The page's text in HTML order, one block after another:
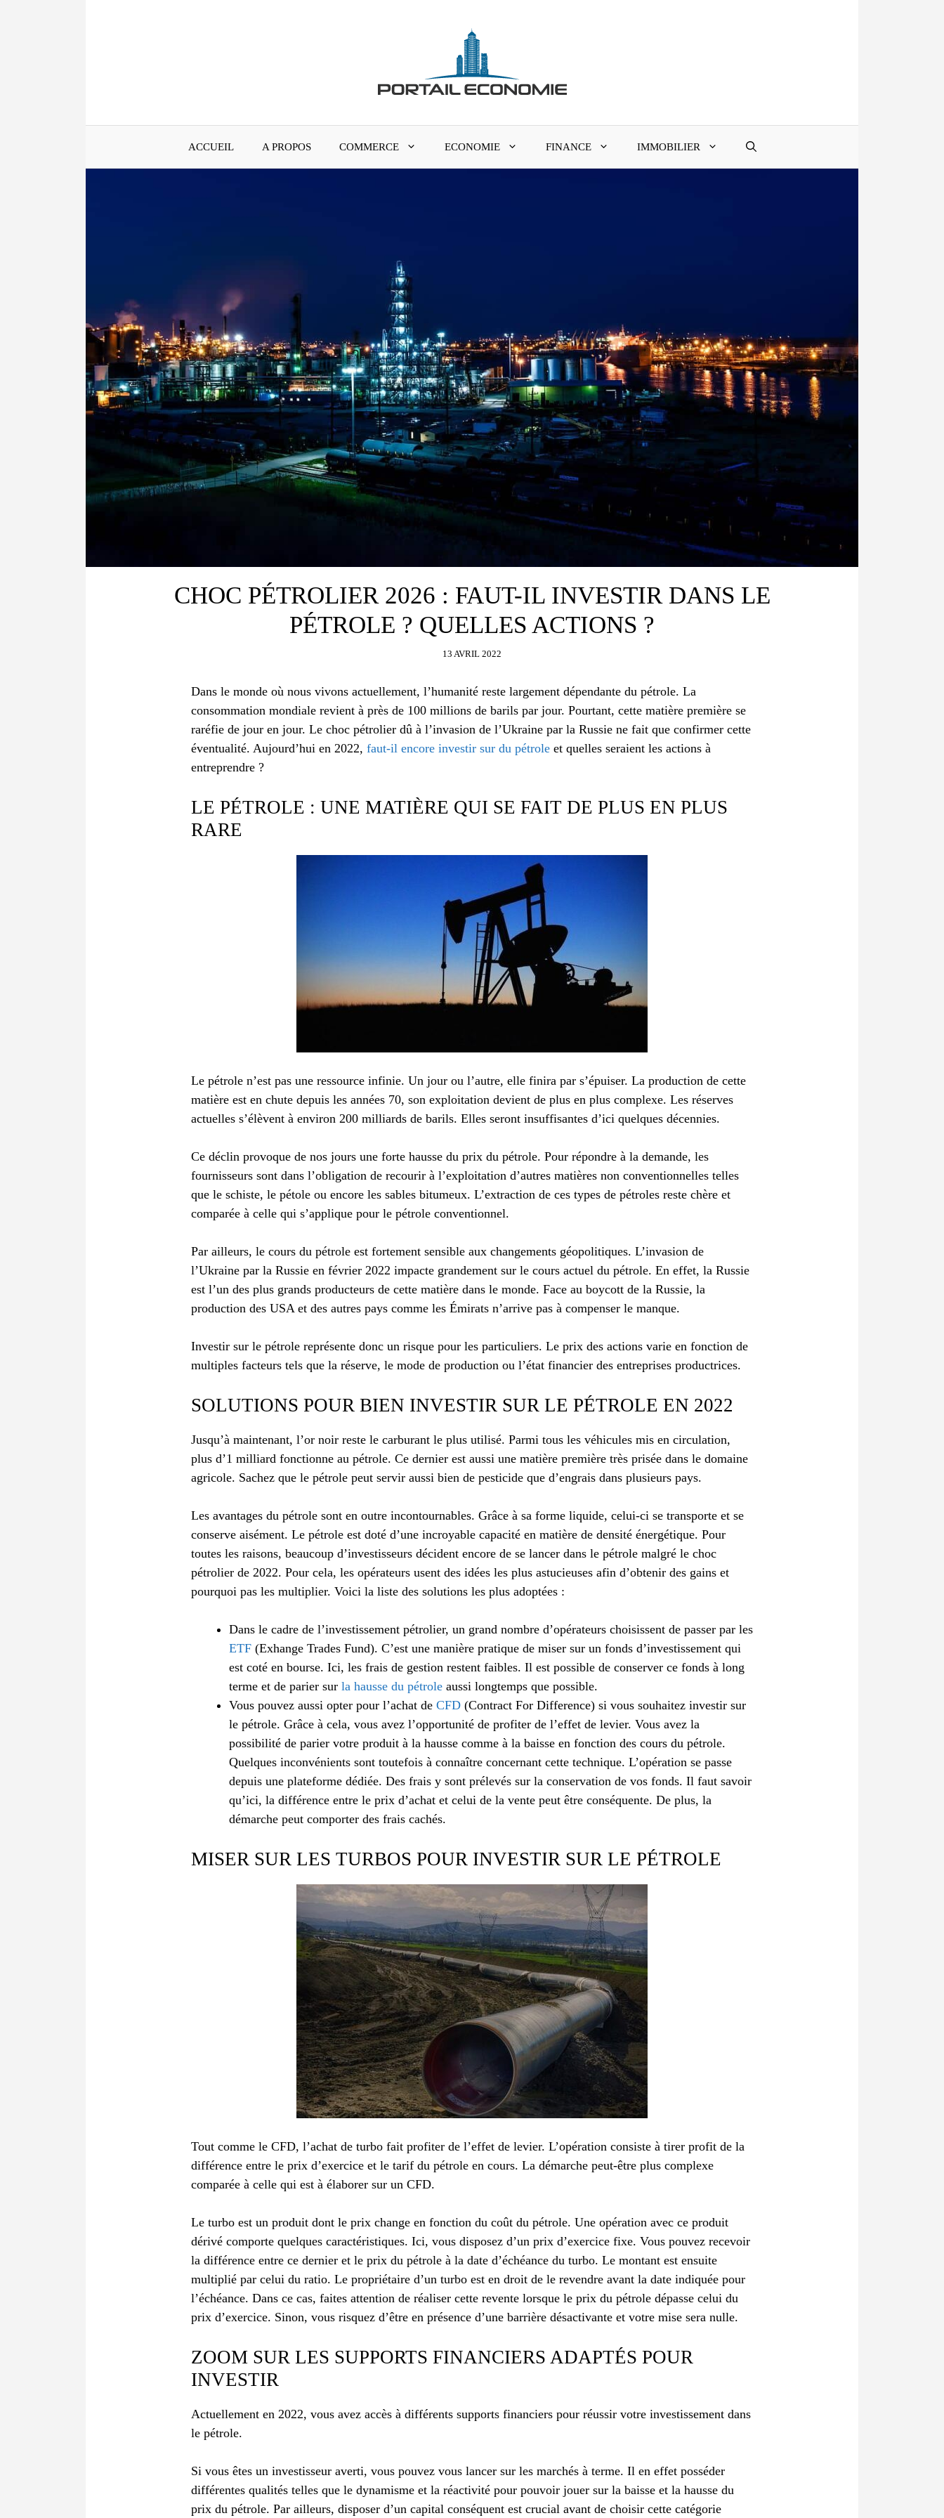
ACCUEIL A PROPOS COMMERCE ECONOMIE FINANCE IMMOBILIER
CHOC PÉTROLIER 2026 : FAUT-IL INVESTIR DANS LE
PÉTROLE ? QUELLES ACTIONS ?
13 AVRIL 2022
Dans le monde où nous vivons actuellement, l’humanité reste largement dépendante du pétrole. La
consommation mondiale revient à près de 100 millions de barils par jour. Pourtant, cette matière première se
raréfie de jour en jour. Le choc pétrolier dû à l’invasion de l’Ukraine par la Russie ne fait que confirmer cette
éventualité. Aujourd’hui en 2022, faut-il encore investir sur du pétrole et quelles seraient les actions à
entreprendre ?
LE PÉTROLE : UNE MATIÈRE QUI SE FAIT DE PLUS EN PLUS
RARE
Le pétrole n’est pas une ressource infinie. Un jour ou l’autre, elle finira par s’épuiser. La production de cette
matière est en chute depuis les années 70, son exploitation devient de plus en plus complexe. Les réserves
actuelles s’élèvent à environ 200 milliards de barils. Elles seront insuffisantes d’ici quelques décennies.
Ce déclin provoque de nos jours une forte hausse du prix du pétrole. Pour répondre à la demande, les
fournisseurs sont dans l’obligation de recourir à l’exploitation d’autres matières non conventionnelles telles
que le schiste, le pétole ou encore les sables bitumeux. L’extraction de ces types de pétroles reste chère et
comparée à celle qui s’applique pour le pétrole conventionnel.
Par ailleurs, le cours du pétrole est fortement sensible aux changements géopolitiques. L’invasion de
l’Ukraine par la Russie en février 2022 impacte grandement sur le cours actuel du pétrole. En effet, la Russie
est l’un des plus grands producteurs de cette matière dans le monde. Face au boycott de la Russie, la
production des USA et des autres pays comme les Émirats n’arrive pas à compenser le manque.
Investir sur le pétrole représente donc un risque pour les particuliers. Le prix des actions varie en fonction de
multiples facteurs tels que la réserve, le mode de production ou l’état financier des entreprises productrices.
SOLUTIONS POUR BIEN INVESTIR SUR LE PÉTROLE EN 2022
Jusqu’à maintenant, l’or noir reste le carburant le plus utilisé. Parmi tous les véhicules mis en circulation,
plus d’1 milliard fonctionne au pétrole. Ce dernier est aussi une matière première très prisée dans le domaine
agricole. Sachez que le pétrole peut servir aussi bien de pesticide que d’engrais dans plusieurs pays.
Les avantages du pétrole sont en outre incontournables. Grâce à sa forme liquide, celui-ci se transporte et se
conserve aisément. Le pétrole est doté d’une incroyable capacité en matière de densité énergétique. Pour
toutes les raisons, beaucoup d’investisseurs décident encore de se lancer dans le pétrole malgré le choc
pétrolier de 2022. Pour cela, les opérateurs usent des idées les plus astucieuses afin d’obtenir des gains et
pourquoi pas les multiplier. Voici la liste des solutions les plus adoptées :
Dans le cadre de l’investissement pétrolier, un grand nombre d’opérateurs choisissent de passer par les
ETF (Exhange Trades Fund). C’est une manière pratique de miser sur un fonds d’investissement qui
est coté en bourse. Ici, les frais de gestion restent faibles. Il est possible de conserver ce fonds à long
terme et de parier sur la hausse du pétrole aussi longtemps que possible.
Vous pouvez aussi opter pour l’achat de CFD (Contract For Difference) si vous souhaitez investir sur
le pétrole. Grâce à cela, vous avez l’opportunité de profiter de l’effet de levier. Vous avez la
possibilité de parier votre produit à la hausse comme à la baisse en fonction des cours du pétrole.
Quelques inconvénients sont toutefois à connaître concernant cette technique. L’opération se passe
depuis une plateforme dédiée. Des frais y sont prélevés sur la conservation de vos fonds. Il faut savoir
qu’ici, la différence entre le prix d’achat et celui de la vente peut être conséquente. De plus, la
démarche peut comporter des frais cachés.
MISER SUR LES TURBOS POUR INVESTIR SUR LE PÉTROLE
Tout comme le CFD, l’achat de turbo fait profiter de l’effet de levier. L’opération consiste à tirer profit de la
différence entre le prix d’exercice et le tarif du pétrole en cours. La démarche peut-être plus complexe
comparée à celle qui est à élaborer sur un CFD.
Le turbo est un produit dont le prix change en fonction du coût du pétrole. Une opération avec ce produit
dérivé comporte quelques caractéristiques. Ici, vous disposez d’un prix d’exercice fixe. Vous pouvez recevoir
la différence entre ce dernier et le prix du pétrole à la date d’échéance du turbo. Le montant est ensuite
multiplié par celui du ratio. Le propriétaire d’un turbo est en droit de le revendre avant la date indiquée pour
l’échéance. Dans ce cas, faites attention de réaliser cette revente lorsque le prix du pétrole dépasse celui du
prix d’exercice. Sinon, vous risquez d’être en présence d’une barrière désactivante et votre mise sera nulle.
ZOOM SUR LES SUPPORTS FINANCIERS ADAPTÉS POUR
INVESTIR
Actuellement en 2022, vous avez accès à différents supports financiers pour réussir votre investissement dans
le pétrole.
Si vous êtes un investisseur averti, vous pouvez vous lancer sur les marchés à terme. Il en effet posséder
différentes qualités telles que le dynamisme et la réactivité pour pouvoir jouer sur la baisse et la hausse du
prix du pétrole. Par ailleurs, disposer d’un capital conséquent est crucial avant de choisir cette catégorie